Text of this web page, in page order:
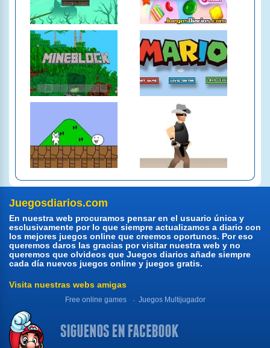
Juegosdiarios.com
En nuestra web procuramos pensar en el usuario única y
esclusivamente por lo que siempre actualizamos a diario con
los mejores juegos online que creemos oportunos. Por eso
queremos daros las gracias por visitar nuestra web y no
queremos que olvideos que Juegos diarios añade siempre
cada día nuevos juegos online y juegos gratis.
Visita nuestras webs amigas
Free online games Juegos Multijugador